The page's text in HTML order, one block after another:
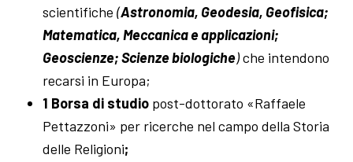
scientifiche(Astronomia, Geodesia, Geofisica;
Matematica, Meccanica e applicazioni;
Geoscienze; Scienze biologiche)che intendono
recarsi in Europa;
1 Borsa di studio post-dottorato «Raffaele
Pettazzoni» per ricerche nel campo della Storia
delle Religioni;